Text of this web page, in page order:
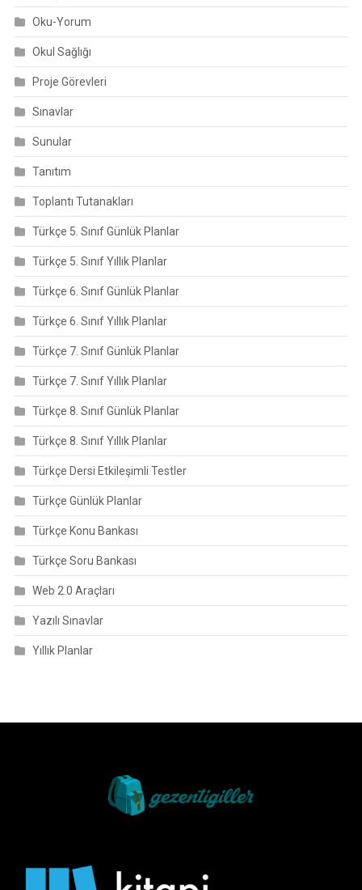
Oku-Yorum
Okul Sağlığı
Proje Görevleri
Sınavlar
Sunular
Tanıtım
Toplantı Tutanakları
Türkçe 5. Sınıf Günlük Planlar
Türkçe 5. Sınıf Yıllık Planlar
Türkçe 6. Sınıf Günlük Planlar
Türkçe 6. Sınıf Yıllık Planlar
Türkçe 7. Sınıf Günlük Planlar
Türkçe 7. Sınıf Yıllık Planlar
Türkçe 8. Sınıf Günlük Planlar
Türkçe 8. Sınıf Yıllık Planlar
Türkçe Dersi Etkileşimli Testler
Türkçe Günlük Planlar
Türkçe Konu Bankası
Türkçe Soru Bankası
Web 2.0 Araçları
Yazılı Sınavlar
Yıllık Planlar